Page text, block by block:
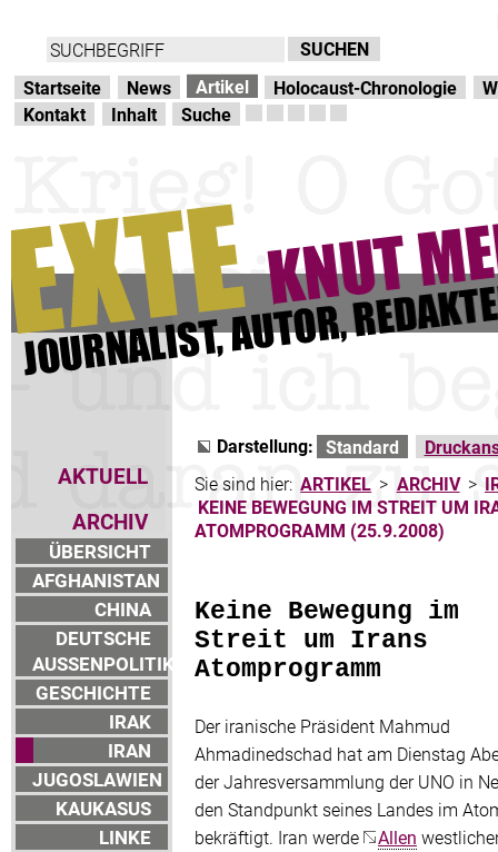
Startseite News Artikel Holocaust-Chronologie
Kontakt
Inhalt Suche
AKTUELL
ARCHIV
ÜBERSICHT
AFGHANISTAN
CHINA
DEUTSCHE
AUSSENPOLITIK
GESCHICHTE
IRAK
IRAN
JUGOSLAWIEN
KAUKASUS
LINKE
Darstellung: Standard
Sie sind hier: ARTIKEL > ARCHIV >
KEINE BEWEGUNG IM STREIT UM
ATOMPROGRAMM (25.9.2008)
Keine Bewegung im
Streit um Irans
Atomprogramm
Der iranische Präsident Mahmud
Ahmadinedschad hat am Dienstag
der Jahresversammlung der UNO in
den Standpunkt seines Landes im
bekräftigt. Iran werde
Allen